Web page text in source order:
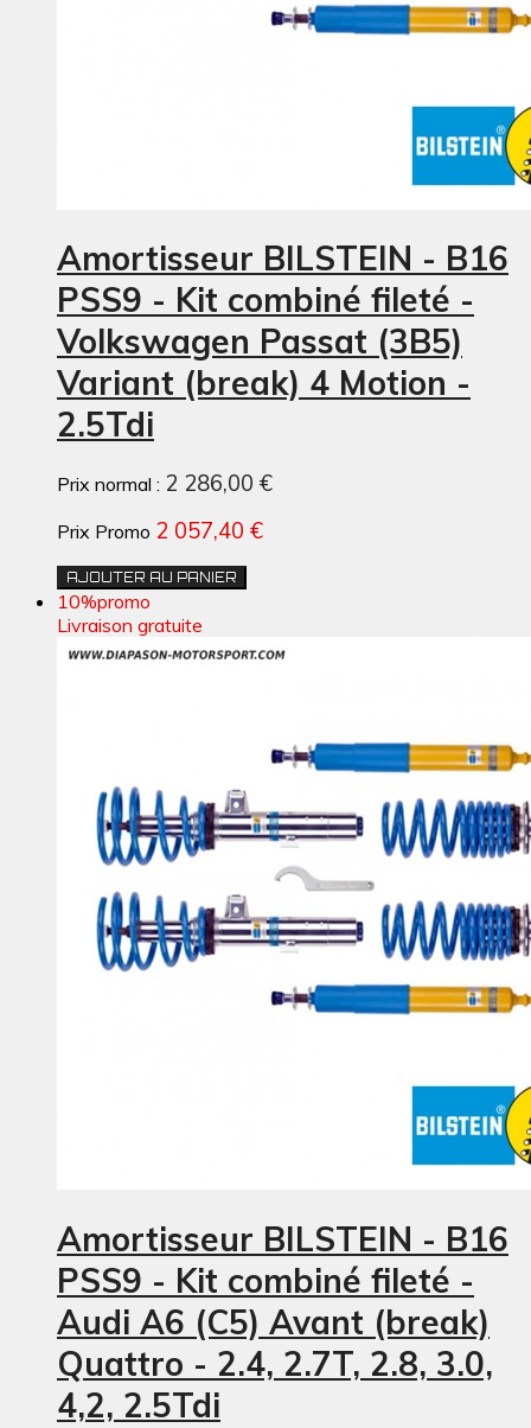
Amortisseur BILSTEIN - B16
PSS9 - Kit combiné fileté -
Volkswagen Passat (3B5)
Variant (break) 4 Motion -
2.5Tdi
Prix normal : 2 286,00 €
Prix Promo 2 057,40 €
AJOUTER AU PANIER
10%promo
Livraison gratuite
Amortisseur BILSTEIN - B16
PSS9 - Kit combiné fileté -
Audi A6 (C5) Avant (break)
Quattro - 2.4, 2.7T, 2.8, 3.0,
4,2, 2.5Tdi